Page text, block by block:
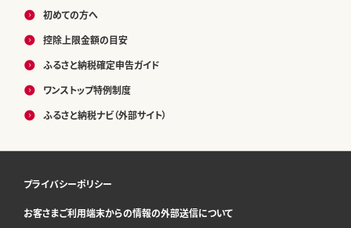
初めての方へ
控除上限金額の目安
ふるさと納税確定申告ガイド
ワンストップ特例制度
ふるさと納税ナビ（外部サイト）
プライバシーポリシー
お客さまご利用端末からの情報の外部送信について